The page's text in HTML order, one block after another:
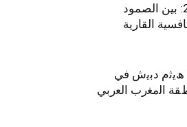
الاقتصاد التونسي 2025: بين الصمود
القارية
ھﯾﺛم دﺑﯾش ﻓﻲ
اﻟﻣﻐرب اﻟﻌرﺑﻲ